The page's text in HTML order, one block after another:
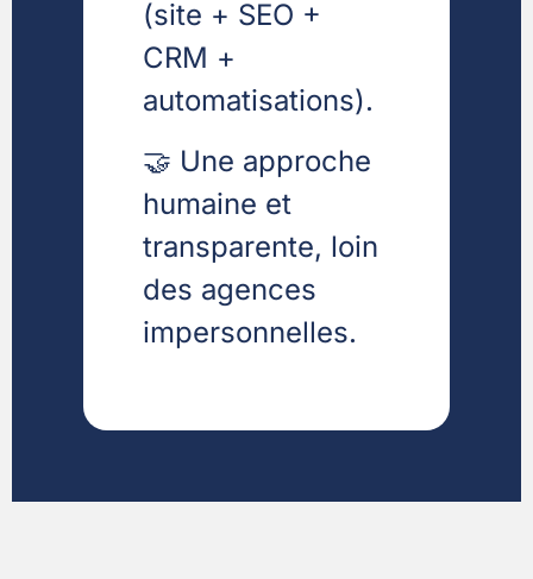
(site + SEO +
CRM +
automatisations).
🤝 Une approche
humaine et
transparente, loin
des agences
impersonnelles.